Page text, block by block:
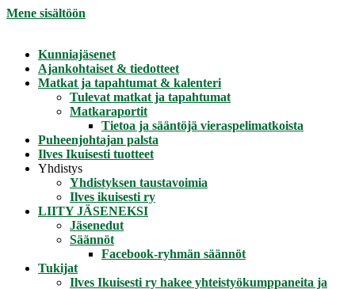
Mene sisältöön
Kunniajäsenet
Ajankohtaiset & tiedotteet
Matkat ja tapahtumat & kalenteri
Tulevat matkat ja tapahtumat
Matkaraportit
Tietoa ja sääntöjä vieraspelimatkoista
Puheenjohtajan palsta
Ilves Ikuisesti tuotteet
Yhdistys
Yhdistyksen taustavoimia
Ilves ikuisesti ry
LIITY JÄSENEKSI
Jäsenedut
Säännöt
Facebook-ryhmän säännöt
Tukijat
Ilves Ikuisesti ry hakee yhteistyökumppaneita ja